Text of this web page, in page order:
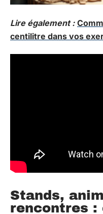
Lire également :
centilitre dans vos
Stands,
rencontres :